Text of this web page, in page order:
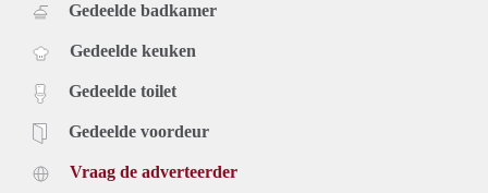
Gedeelde badkamer
Gedeelde keuken
Gedeelde toilet
Gedeelde voordeur
Vraag de adverteerder